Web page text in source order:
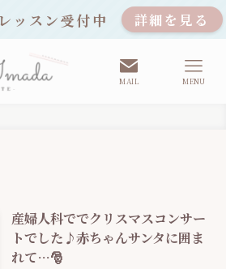
ッスン受付中 詳細を見る
MAIL MENU
産婦人科ででクリスマスコンサー
トでした♪赤ちゃんサンタに囲ま
れて…🎅